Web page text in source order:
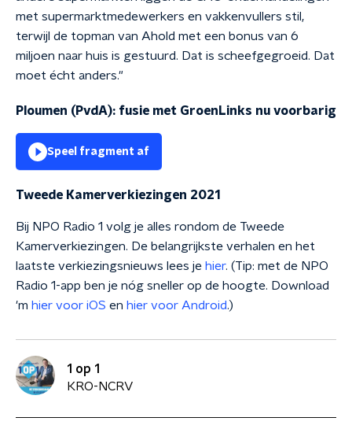
met supermarktmedewerkers en vakkenvullers stil,
terwijl de topman van Ahold met een bonus van 6
miljoen naar huis is gestuurd. Dat is scheefgegroeid. Dat
moet écht anders."
Ploumen (PvdA): fusie met GroenLinks nu voorbarig
Speel fragment af
Tweede Kamerverkiezingen 2021
Bij NPO Radio 1 volg je alles rondom de Tweede
Kamerverkiezingen. De belangrijkste verhalen en het
laatste verkiezingsnieuws lees je hier. (Tip: met de NPO
Radio 1-app ben je nóg sneller op de hoogte. Download
'm hier voor iOS en hier voor Android.)
1 op 1
KRO-NCRV